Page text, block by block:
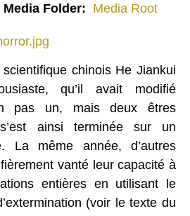
Media Folder: Media Root
chinois He Jiankui
qu’il avait modifié
pas un, mais deux êtres
ainsi terminée sur un
La même année, d’autres
vanté leur capacité à
entières en utilisant le
(voir le texte du